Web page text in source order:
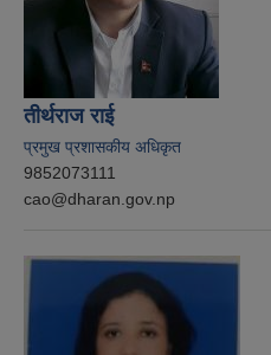
तीर्थराज राई
प्रमुख प्रशासकीय अधिकृत
9852073111
cao@dharan.gov.np